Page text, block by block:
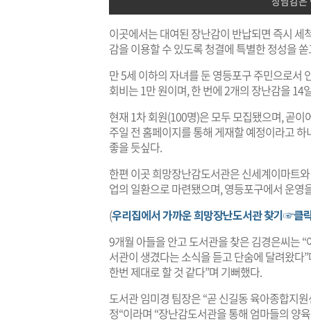
이곳에서는 대여된 장난감이 반납되면 즉시
감을 이용할 수 있도록 청결에 특별한 정성을
만 5세 이하의 자녀를 둔 영등포구 주민으로서
회비는 1만 원이며, 한 번에 2개의 장난감을 14
현재 1차 회원(100명)은 모두 모집됐으며, 곧
주일 전 홈페이지를 통해 게재할 예정이라고
좋을 듯싶다.
한편 이곳 희망장난감도서관은 신세계이마트
업의 일환으로 마련됐으며, 영등포구에서 운영
(우리집에서 가까운 희망장난도서관 찾기☞클
9개월 아들을 안고 도서관을 찾은 김경은씨는
서관이 생겼다는 소식을 듣고 단숨에 달려왔다
한번 제대로 할 것 같다”며 기뻐했다.
도서관 임미경 팀장은 “곧 신길동 육아종합지
정“이라며 “장난감도서관을 통해 엄마들의 양